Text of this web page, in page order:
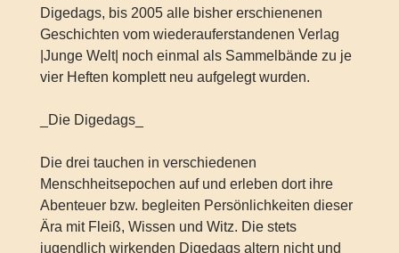
Digedags, bis 2005 alle bisher erschienenen
Geschichten vom wiederauferstandenen Verlag
|Junge Welt| noch einmal als Sammelbände zu je
vier Heften komplett neu aufgelegt wurden.
_Die Digedags_
Die drei tauchen in verschiedenen
Menschheitsepochen auf und erleben dort ihre
Abenteuer bzw. begleiten Persönlichkeiten dieser
Ära mit Fleiß, Wissen und Witz. Die stets
jugendlich wirkenden Digedags altern nicht und